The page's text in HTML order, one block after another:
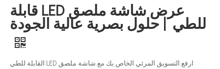
عرض شاشة ملصق LED قابلة
للطي | حلول بصرية عالية الجودة
ارفع التسويق المرئي الخاص بك مع شاشة ملصق LED القابلة للطي